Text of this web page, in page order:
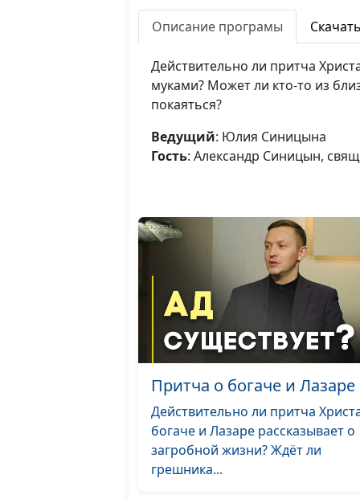
Описание програмы
Действительно ли притча
муками? Может ли кто-то из
покаяться?
Ведущий: Юлия Синицына
Гость: Александр Синицын,
Притча о богаче и Лазаре
Действительно ли притча
богаче и Лазаре рассказывает о
загробной жизни? Ждёт ли
грешника...